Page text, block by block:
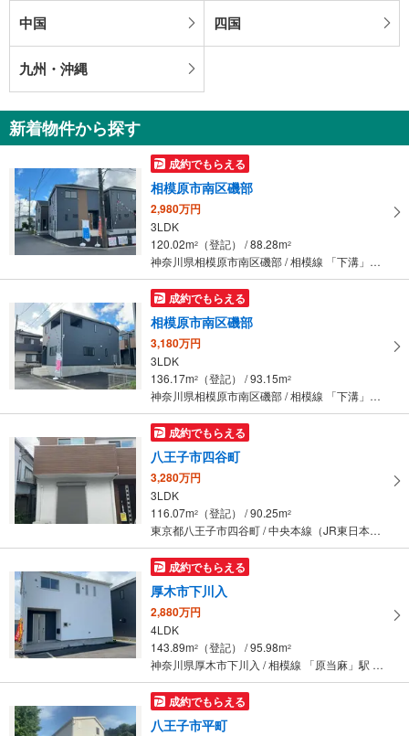
中国 四国
九州・沖縄
新着物件から探す
成約でもらえる
相模原市南区磯部
2,980万円
3LDK
120.02m2 （登記） / 88.28m2
神奈川県相模原市南区磯部 / 相模線 「下溝」駅 徒歩17分
成約でもらえる
相模原市南区磯部
3,180万円
3LDK
136.17m2 （登記） / 93.15m2
神奈川県相模原市南区磯部 / 相模線 「下溝」駅 徒歩17分
成約でもらえる
八王子市四谷町
3,280万円
3LDK
116.07m2 （登記） / 90.25m2
東京都八王子市四谷町 / 中央本線（JR東日本） 「西八王子」駅 徒歩44分
成約でもらえる
厚木市下川入
2,880万円
4LDK
143.89m2 （登記） / 95.98m2
神奈川県厚木市下川入 / 相模線 「原当麻」駅 徒歩63分
成約でもらえる
八王子市平町